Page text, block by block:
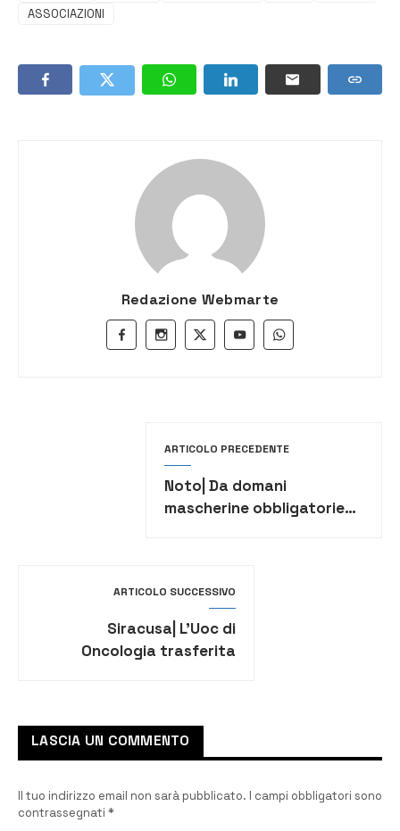
ASSOCIAZIONI
Redazione Webmarte
ARTICOLO PRECEDENTE
Noto| Da domani
mascherine obbligatorie
ARTICOLO SUCCESSIVO
Siracusa| L’Uoc di
Oncologia trasferita
LASCIA UN COMMENTO
Il tuo indirizzo email non sarà pubblicato. I campi obbligatori sono
contrassegnati *